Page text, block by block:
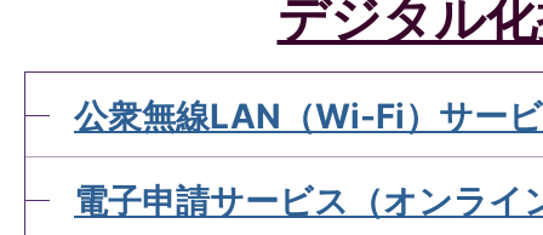
デジタル
公衆無線LAN（Wi-Fi）サー
電子申請サービス（オンライ